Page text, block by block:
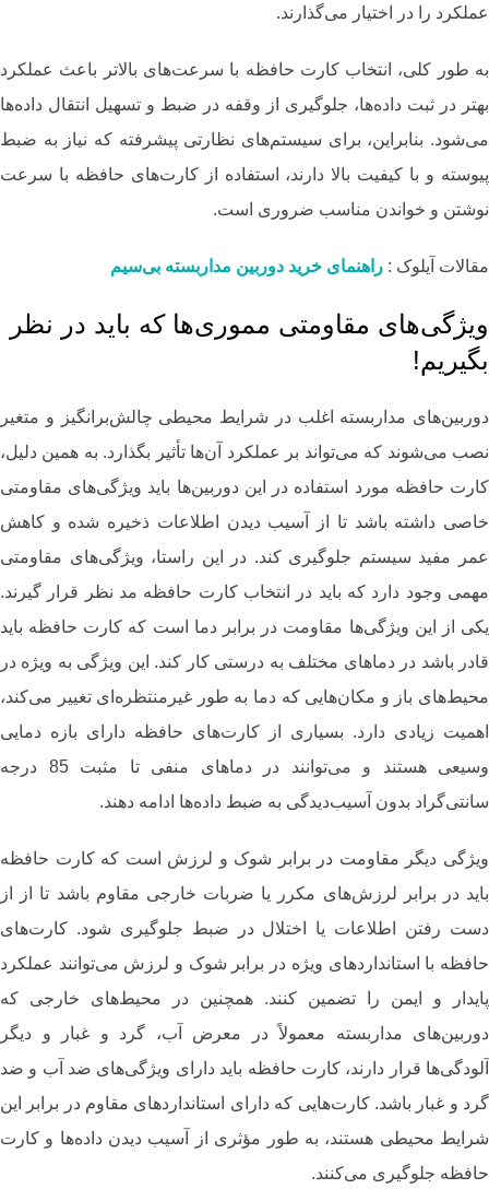
عملکرد را در اختیار می‌گذارند.
به طور کلی، انتخاب کارت حافظه با سرعت‌های بالاتر باعث عملکرد
بهتر در ثبت داده‌ها، جلوگیری از وقفه در ضبط و تسهیل انتقال داده‌ها
می‌شود. بنابراین، برای سیستم‌های نظارتی پیشرفته که نیاز به ضبط
پیوسته و با کیفیت بالا دارند، استفاده از کارت‌های حافظه با سرعت
نوشتن و خواندن مناسب ضروری است.
مقالات آیلوک : راهنمای خرید دوربین مداربسته بی‌سیم
ویژگی‌های مقاومتی مموری‌ها که باید در نظر
بگیریم!
دوربین‌های مداربسته اغلب در شرایط محیطی چالش‌برانگیز و متغیر
نصب می‌شوند که می‌تواند بر عملکرد آن‌ها تأثیر بگذارد. به همین دلیل،
کارت حافظه مورد استفاده در این دوربین‌ها باید ویژگی‌های مقاومتی
خاصی داشته باشد تا از آسیب دیدن اطلاعات ذخیره ‌شده و کاهش
عمر مفید سیستم جلوگیری کند. در این راستا، ویژگی‌های مقاومتی
مهمی وجود دارد که باید در انتخاب کارت حافظه مد نظر قرار گیرند.
یکی از این ویژگی‌ها مقاومت در برابر دما است که کارت حافظه باید
قادر باشد در دماهای مختلف به درستی کار کند. این ویژگی به ‌ویژه در
محیط‌های باز و مکان‌هایی که دما به طور غیرمنتظره‌ای تغییر می‌کند،
اهمیت زیادی دارد. بسیاری از کارت‌های حافظه دارای بازه دمایی
وسیعی هستند و می‌توانند در دماهای منفی تا مثبت 85 درجه
سانتی‌گراد بدون آسیب‌دیدگی به ضبط داده‌ها ادامه دهند.
ویژگی دیگر مقاومت در برابر شوک و لرزش است که کارت حافظه
باید در برابر لرزش‌های مکرر یا ضربات خارجی مقاوم باشد تا از از
دست رفتن اطلاعات یا اختلال در ضبط جلوگیری شود. کارت‌های
حافظه با استانداردهای ویژه در برابر شوک و لرزش می‌توانند عملکرد
پایدار و ایمن را تضمین کنند. همچنین در محیط‌های خارجی که
دوربین‌های مداربسته معمولاً در معرض آب، گرد و غبار و دیگر
آلودگی‌ها قرار دارند، کارت حافظه باید دارای ویژگی‌های ضد آب و ضد
گرد و غبار باشد. کارت‌هایی که دارای استانداردهای مقاوم در برابر این
شرایط محیطی هستند، به طور مؤثری از آسیب دیدن داده‌ها و کارت
حافظه جلوگیری می‌کنند.